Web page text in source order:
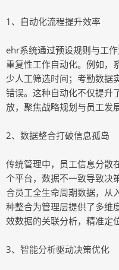
1、自动化流程提升效率
ehr系统通过预设规则与工
重复性工作自动化。例如，
少人工筛选时间；考勤数据
错误。这种自动化不仅提升
放，聚焦战略规划与员工发
2、数据整合打破信息孤岛
传统管理中，员工信息分散
个平台，数据不一致导致决
合员工全生命周期数据，从
种整合为管理层提供了多维
效数据的关联分析，精准定
3、智能分析驱动决策优化